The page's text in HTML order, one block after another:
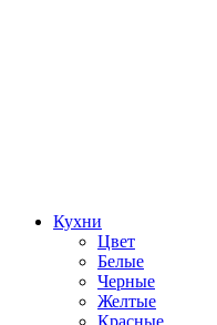
Кухни
Цвет
Белые
Черные
Желтые
Красные